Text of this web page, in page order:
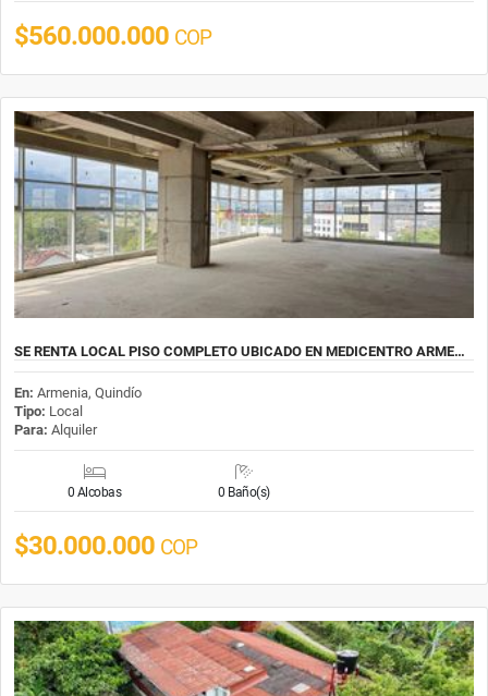
$560.000.000 COP
SE RENTA LOCAL PISO COMPLETO UBICADO EN MEDICENTRO ARME…
En: Armenia, Quindío
Tipo: Local
Para: Alquiler
0 Alcobas 0 Baño(s)
$30.000.000 COP